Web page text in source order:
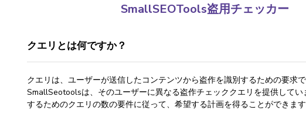
SmallSEOTools盗用チェッカー
クエリとは何ですか？
クエリは、ユーザーが送信したコンテンツから盗作を識別するための要求
SmallSeotoolsは、そのユーザーに異なる盗作チェッククエリを提供してい
するためのクエリの数の要件に従って、希望する計画を得ることができます